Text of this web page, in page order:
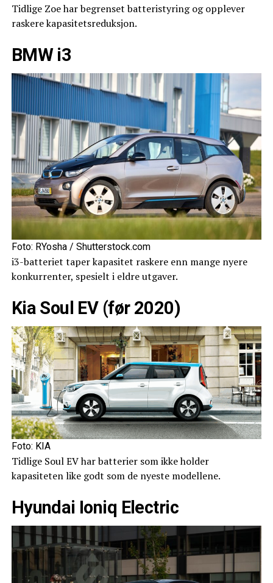
Tidlige Zoe har begrenset batteristyring og opplever
raskere kapasitetsreduksjon.
BMW i3
Foto: RYosha / Shutterstock.com
i3-batteriet taper kapasitet raskere enn mange nyere
konkurrenter, spesielt i eldre utgaver.
Kia Soul EV (før 2020)
Foto: KIA
Tidlige Soul EV har batterier som ikke holder
kapasiteten like godt som de nyeste modellene.
Hyundai Ioniq Electric